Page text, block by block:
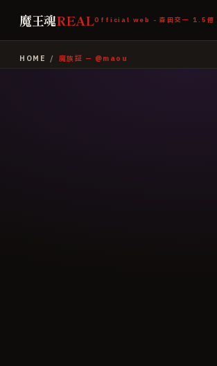
魔王魂REALOfficial web - 森田交一 1.5億
HOME / 魔族証 — @maou